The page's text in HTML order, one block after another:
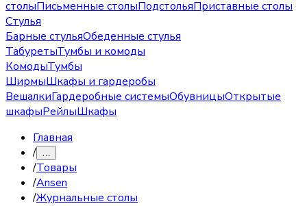
столыПисьменные столыПодстольяПриставные столы
Стулья
Барные стульяОбеденные стулья
ТабуретыТумбы и комоды
КомодыТумбы
ШирмыШкафы и гардеробы
ВешалкиГардеробные системыОбувницыОткрытые
шкафыРейлыШкафы
Главная
/ …
/Товары
/Ansen
/Журнальные столы